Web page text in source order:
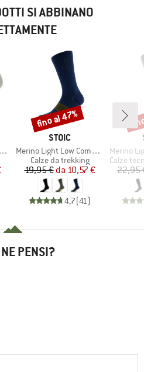
SI ABBINANO
MARCHIO
STOIC
Articolo
Merino Light Low Compression Socks
Gruppo di prodotti
Calze da trekking
Prezzo
19,95 € Prezzo ridotto
da 10,57 €
4,7(41 )
Sconto
fino al 47%
Articolo
Merino Light
Gruppo
Calze
22,95
PENSI?